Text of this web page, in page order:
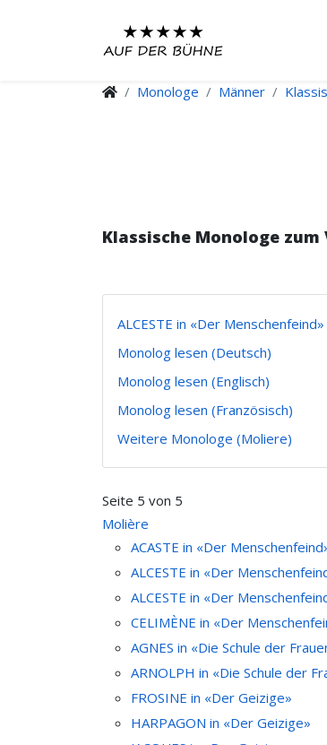
Monologe Männer
Klassische Monologe
ALCESTE in «Der
Monolog lesen (Deutsch)
Monolog lesen (Englisch)
Monolog lesen (Französisch)
Weitere Monologe (Moliere)
Seite 5 von 5
Molière
ACASTE in «Der
ALCESTE in «Der
ALCESTE in «Der
CELIMÈNE in «Der
AGNES in «Die Schule der
ARNOLPH in «Die Schule der
FROSINE in «Der Geizige»
HARPAGON in «Der Geizige»